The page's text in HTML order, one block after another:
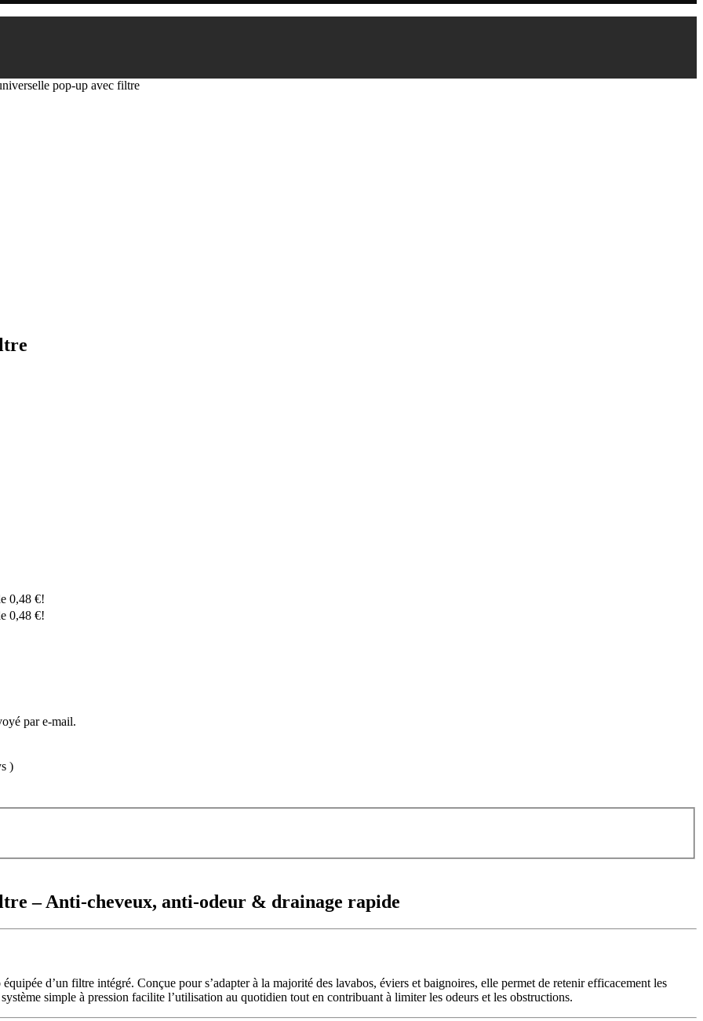
pop-up avec filtre
0,48 €!
0,48 €!
par e-mail.
)
– Anti-cheveux, anti-odeur & drainage rapide
d’un filtre intégré. Conçue pour s’adapter à la majorité des lavabos, éviers et baignoires, elle permet de retenir efficacement les
simple à pression facilite l’utilisation au quotidien tout en contribuant à limiter les odeurs et les obstructions.